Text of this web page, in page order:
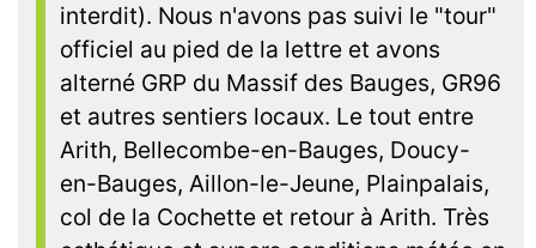
interdit). Nous n'avons pas suivi le "tour"
officiel au pied de la lettre et avons
alterné GRP du Massif des Bauges, GR96
et autres sentiers locaux. Le tout entre
Arith, Bellecombe-en-Bauges, Doucy-
en-Bauges, Aillon-le-Jeune, Plainpalais,
col de la Cochette et retour à Arith. Très